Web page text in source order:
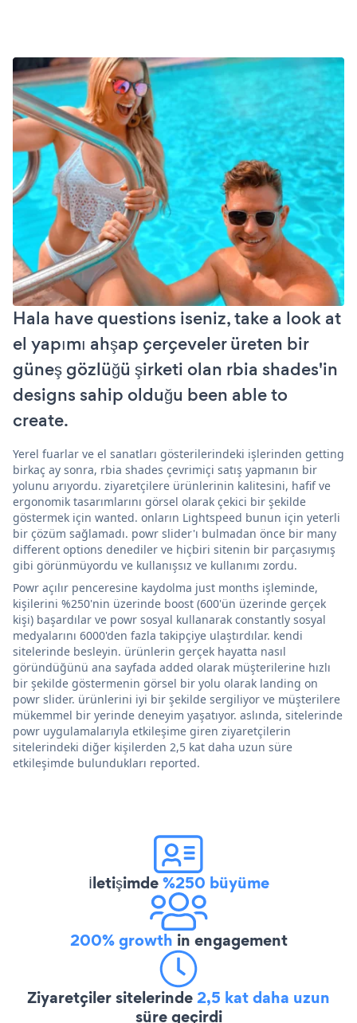
Hala have questions iseniz, take a look at
el yapımı ahşap çerçeveler üreten bir
güneş gözlüğü şirketi olan rbia shades'in
designs sahip olduğu been able to
create.
Yerel fuarlar ve el sanatları gösterilerindeki işlerinden getting
birkaç ay sonra, rbia shades çevrimiçi satış yapmanın bir
yolunu arıyordu. ziyaretçilere ürünlerinin kalitesini, hafif ve
ergonomik tasarımlarını görsel olarak çekici bir şekilde
göstermek için wanted. onların Lightspeed bunun için yeterli
bir çözüm sağlamadı. powr slider'ı bulmadan önce bir many
different options denediler ve hiçbiri sitenin bir parçasıymış
gibi görünmüyordu ve kullanışsız ve kullanımı zordu.
Powr açılır penceresine kaydolma just months işleminde,
kişilerini %250'nin üzerinde boost (600'ün üzerinde gerçek
kişi) başardılar ve powr sosyal kullanarak constantly sosyal
medyalarını 6000'den fazla takipçiye ulaştırdılar. kendi
sitelerinde besleyin. ürünlerin gerçek hayatta nasıl
göründüğünü ana sayfada added olarak müşterilerine hızlı
bir şekilde göstermenin görsel bir yolu olarak landing on
powr slider. ürünlerini iyi bir şekilde sergiliyor ve müşterilere
mükemmel bir yerinde deneyim yaşatıyor. aslında, sitelerinde
powr uygulamalarıyla etkileşime giren ziyaretçilerin
sitelerindeki diğer kişilerden 2,5 kat daha uzun süre
etkileşimde bulundukları reported.
İletişimde%250 büyüme
200% growth in engagement
Ziyaretçiler sitelerinde2,5 kat daha uzun
süre geçirdi